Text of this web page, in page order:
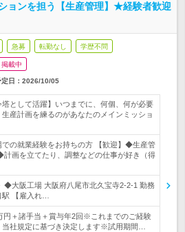
ョンを担う【生産管理】★経験者歓迎
急募 転勤なし 学歴不問
載中
日： 2026/10/05
塔として活躍】いつまでに、何個、何が必要
産計画を練るのがあなたのメインミッショ
での就業経験をお持ちの方 【歓迎】◆生産管
画を立てたり、調整などの仕事が好き（得
◆大阪工場 大阪府八尾市北久宝寺2-2-1 勤務
【雇入れ…
円＋諸手当＋賞与年2回※これまでのご経験
当社規定に基づき決定します※試用期間…